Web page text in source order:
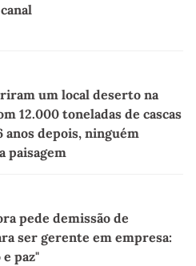
um local deserto na
12.000 toneladas de cascas
anos depois, ninguém
paisagem
pede demissão de
ser gerente em empresa:
paz"